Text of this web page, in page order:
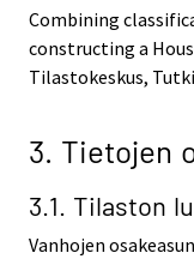
Combining
constructing a
Tilastokeskus,
3. Tietojen
3.1. Tilaston
Vanhojen